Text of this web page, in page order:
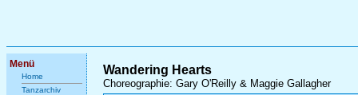
Menü
Home
Tanzarchiv
Wandering Hearts
Choreographie: Gary O'Reilly & Maggie Gallagher